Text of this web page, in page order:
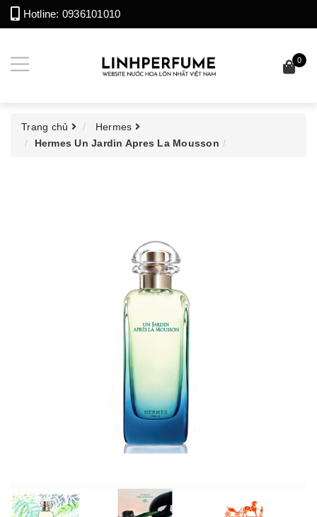
Hotline: 0936101010
0
Trang chủ
Hermes
Hermes Un Jardin Apres La Mousson